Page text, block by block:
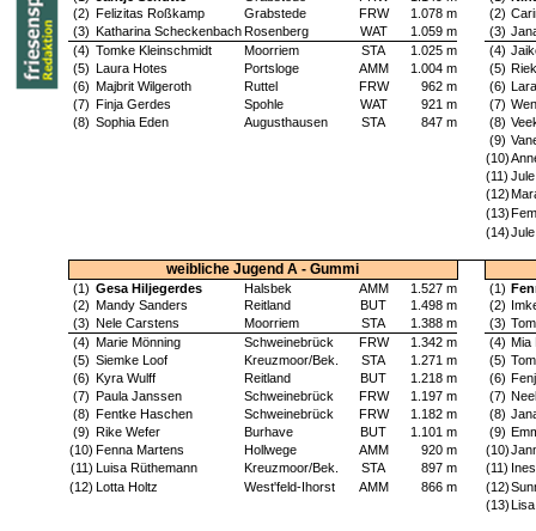
(2) Felizitas Roßkamp Grabstede FRW 1.078 m (2)
(3) Katharina ScheckenbachRosenberg WAT 1.059 m (3)
(4) Tomke Kleinschmidt Moorriem STA 1.025 m (4)
(5) Laura Hotes Portsloge AMM 1.004 m (5)
(6) Majbrit Wilgeroth Ruttel FRW 962 m (6)
(7) Finja Gerdes Spohle WAT 921 m (7)
(8) Sophia Eden Augusthausen STA 847 m (8)
(9)
(10)
(11)
(12)
(13)
(14)
weibliche Jugend A - Gummi
(1) Gesa Hiljegerdes Halsbek AMM 1.527 m (1)
(2) Mandy Sanders Reitland BUT 1.498 m (2)
(3) Nele Carstens Moorriem STA 1.388 m (3)
(4) Marie Mönning Schweinebrück FRW 1.342 m (4) Mia
(5) Siemke Loof Kreuzmoor/Bek. STA 1.271 m (5)
(6) Kyra Wulff Reitland BUT 1.218 m (6)
(7) Paula Janssen Schweinebrück FRW 1.197 m (7)
(8) Fentke Haschen Schweinebrück FRW 1.182 m (8)
(9) Rike Wefer Burhave BUT 1.101 m (9)
(10) Fenna Martens Hollwege AMM 920 m (10)
(11) Luisa Rüthemann Kreuzmoor/Bek. STA 897 m (11)
(12) Lotta Holtz West'feld-Ihorst AMM 866 m (12)
(13)